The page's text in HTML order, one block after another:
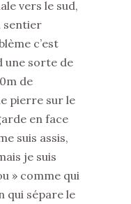
vers le sud,
sentier
c’est
une sorte de
de
pierre sur le
en face
suis assis,
je suis
» comme qui
qui sépare le